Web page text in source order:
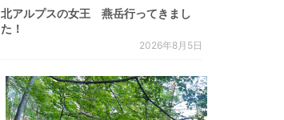
北アルプスの女王 燕岳行ってきまし
た！
2026年8月5日